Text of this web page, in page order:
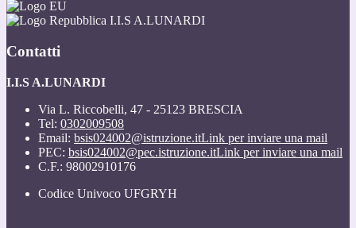
I.I.S A.LUNARDI
Contatti
I.I.S A.LUNARDI
Via L. Riccobelli, 47 - 25123 BRESCIA
Tel: 0302009508
Email: bsis024002@istruzione.itLink per inviare una mail
PEC: bsis024002@pec.istruzione.itLink per inviare una mail
C.F.: 98002910176
Codice Univoco UFGRYH